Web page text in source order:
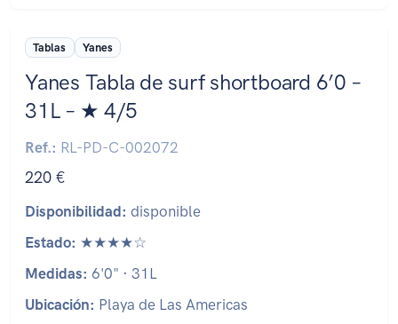
Tablas Yanes
Yanes Tabla de surf shortboard 6’0 –
31L – ★ 4/5
Ref.: RL-PD-C-002072
220 €
Disponibilidad: disponible
Estado: ★★★★☆
Medidas: 6'0" · 31L
Ubicación: Playa de Las Americas